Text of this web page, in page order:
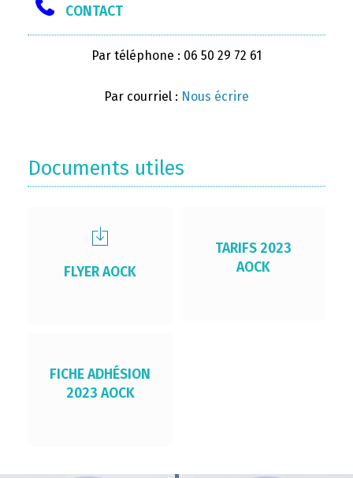
CONTACT
Par téléphone : 06 50 29 72 61
Par courriel : Nous écrire
Documents utiles
FLYER AOCK
TARIFS 2023
AOCK
FICHE ADHÉSION
2023 AOCK